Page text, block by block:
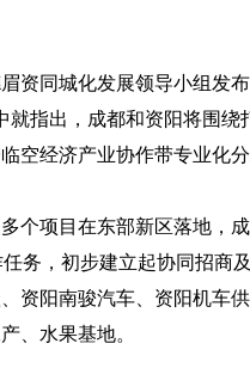
资同城化发展领导小组发
指出，成都和资阳将围绕
空经济产业协作带专业化分
个项目在东部新区落地，
务，初步建立起协同招商
资阳南骏汽车、资阳机车
、水果基地。